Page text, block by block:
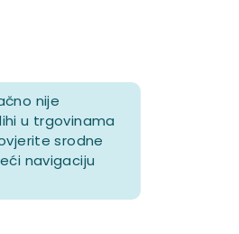
nije
u trgovinama
srodne
navigaciju